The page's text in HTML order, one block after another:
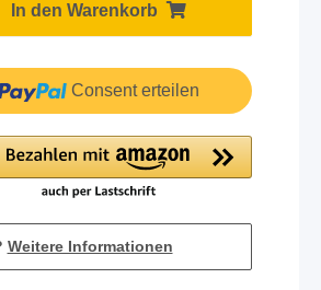
In den Warenkorb
Consent erteilen
Weitere Informationen